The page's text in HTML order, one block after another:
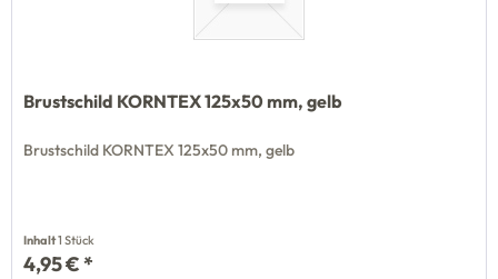
Brustschild KORNTEX 125x50 mm, gelb
Brustschild KORNTEX 125x50 mm, gelb
Inhalt1 Stück
4,95 € *